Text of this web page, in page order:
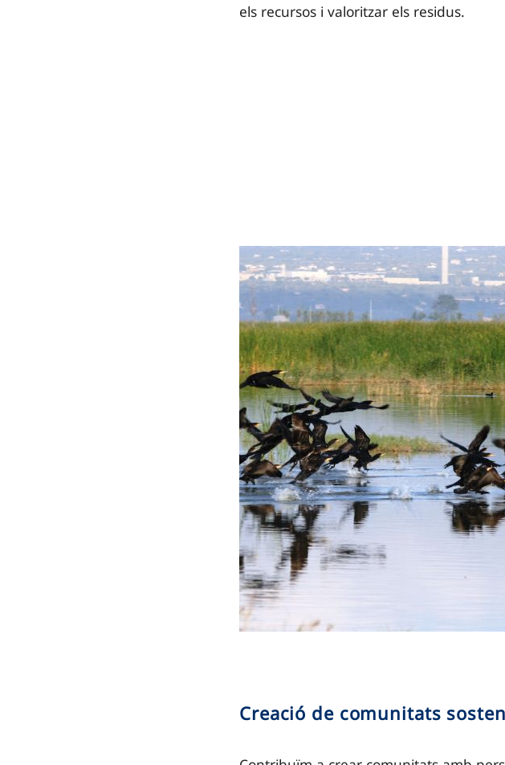
els recursos i valoritzar els residus.
Creació de comunitats